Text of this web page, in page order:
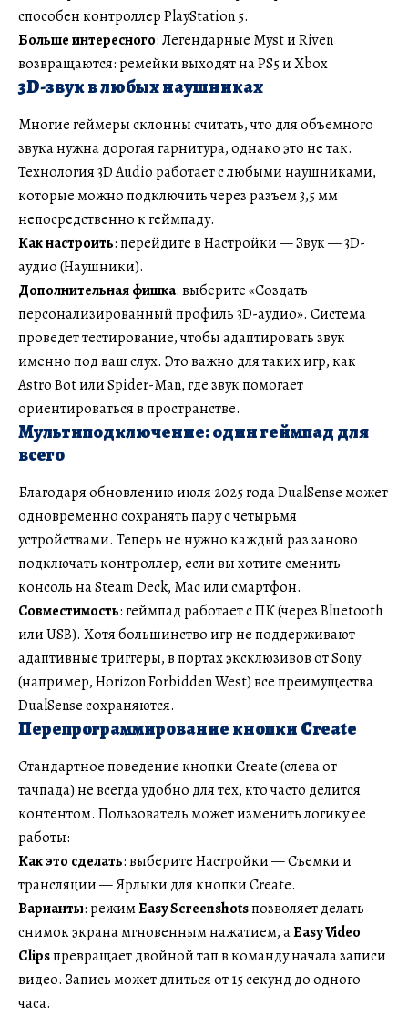
способен контроллер PlayStation 5.
Больше интересного: Легендарные Myst и Riven
возвращаются: ремейки выходят на PS5 и Xbox
3D-звук в любых наушниках
Многие геймеры склонны считать, что для объемного
звука нужна дорогая гарнитура, однако это не так.
Технология 3D Audio работает с любыми наушниками,
которые можно подключить через разъем 3,5 мм
непосредственно к геймпаду.
Как настроить: перейдите в Настройки — Звук — 3D-
аудио (Наушники).
Дополнительная фишка: выберите «Создать
персонализированный профиль 3D-аудио». Система
проведет тестирование, чтобы адаптировать звук
именно под ваш слух. Это важно для таких игр, как
Astro Bot или Spider-Man, где звук помогает
ориентироваться в пространстве.
Мультиподключение: один геймпад для
всего
Благодаря обновлению июля 2025 года DualSense может
одновременно сохранять пару с четырьмя
устройствами. Теперь не нужно каждый раз заново
подключать контроллер, если вы хотите сменить
консоль на Steam Deck, Mac или смартфон.
Совместимость: геймпад работает с ПК (через Bluetooth
или USB). Хотя большинство игр не поддерживают
адаптивные триггеры, в портах эксклюзивов от Sony
(например, Horizon Forbidden West) все преимущества
DualSense сохраняются.
Перепрограммирование кнопки Create
Стандартное поведение кнопки Create (слева от
тачпада) не всегда удобно для тех, кто часто делится
контентом. Пользователь может изменить логику ее
работы:
Как это сделать: выберите Настройки — Съемки и
трансляции — Ярлыки для кнопки Create.
Варианты: режимEasy Screenshotsпозволяет делать
снимок экрана мгновенным нажатием, аEasy Video
Clipsпревращает двойной тап в команду начала записи
видео. Запись может длиться от 15 секунд до одного
часа.